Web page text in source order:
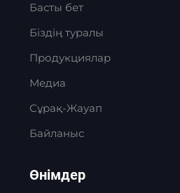
Басты бет
Біздің туралы
Продукциялар
Медиа
Сұрақ-Жауап
Байланыс
Өнімдер